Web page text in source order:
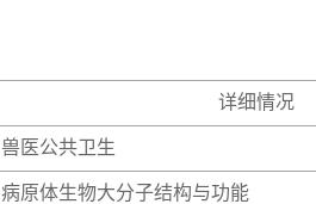
详细情况
兽医公共卫生
病原体生物大分子结构与功能